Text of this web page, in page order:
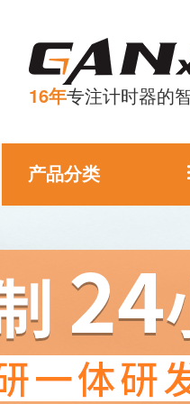
16年专注计时器的
产品分类